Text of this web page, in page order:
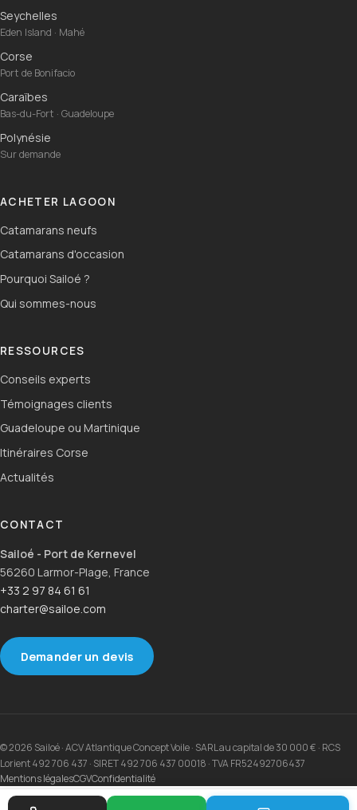
Seychelles
Eden Island · Mahé
Corse
Port de Bonifacio
Caraïbes
Bas-du-Fort · Guadeloupe
Polynésie
Sur demande
ACHETER LAGOON
Catamarans neufs
Catamarans d'occasion
Pourquoi Sailoé ?
Qui sommes-nous
RESSOURCES
Conseils experts
Témoignages clients
Guadeloupe ou Martinique
Itinéraires Corse
Actualités
CONTACT
Sailoé - Port de Kernevel
56260 Larmor-Plage, France
+33 2 97 84 61 61
charter@sailoe.com
Demander un devis
© 2026 Sailoé · ACV Atlantique Concept Voile · SARL au capital de 30 000 € · RCS
Lorient 492 706 437 · SIRET 492 706 437 00018 · TVA FR52492706437
Mentions légalesCGVConfidentialité